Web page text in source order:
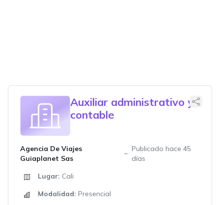
Auxiliar administrativo y
contable
Agencia De Viajes
Guiaplanet Sas
Publicado hace 45
días
Lugar: Cali
Modalidad: Presencial